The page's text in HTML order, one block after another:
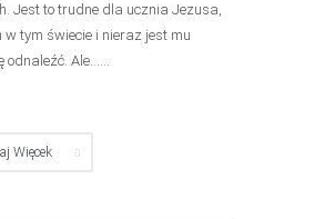
Jest to trudne dla ucznia Jezusa,
w tym świecie i nieraz jest mu
odnaleźć. Ale......
Więcek